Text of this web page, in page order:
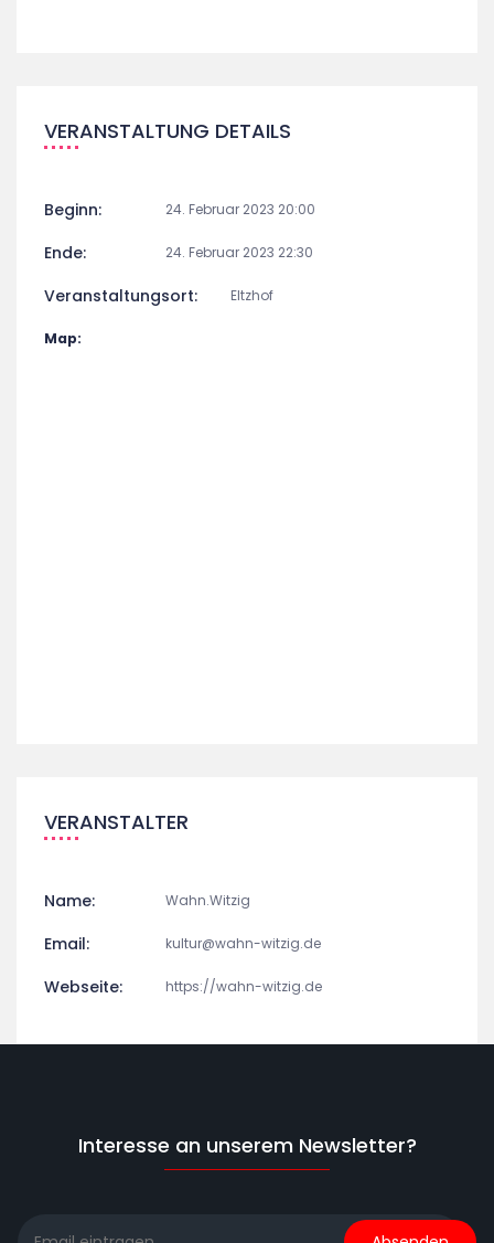
VERANSTALTUNG DETAILS
Beginn: 24. Februar 2023 20:00
Ende: 24. Februar 2023 22:30
Veranstaltungsort: Eltzhof
Map:
VERANSTALTER
Name: Wahn.Witzig
Email: kultur@wahn-witzig.de
Webseite: https://wahn-witzig.de
Interesse an unserem Newsletter?